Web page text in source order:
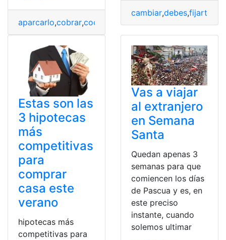
aparcarlo,cobrar,coche dólares,EEUU,Estadios,México
cambiar,debes,fijarte
Estas son las
3 hipotecas
más
competitivas
para
comprar
casa este
verano
hipotecas más
competitivas para
Vas a viajar
al extranjero
en Semana
Santa
Quedan apenas 3
semanas para que
comiencen los días
de Pascua y es, en
este preciso
instante, cuando
solemos ultimar